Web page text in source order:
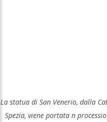
La statua di San Venerio, dalla
Spezia, viene portata n